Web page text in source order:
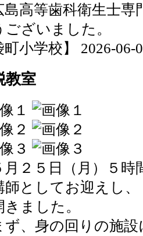
高等歯科衛生士専
ございました。
町小学校】 2026-06-
教室
２５日（月）５時
師としてお迎えし
きました。
、身の回りの施設